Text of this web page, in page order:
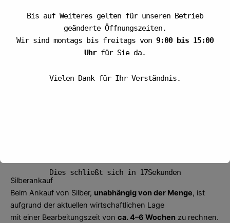
Überweisung über die Bank
Auszahlungen vor Ort
Silberankauf
Beim Ankauf von Silber, unabhängig von der Menge, ist
aufgrund der aktuellen wirtschaftlichen Lage
mit einer Bearbeitungszeit von ca. 4–6 Wochen zu rechnen.
Bis auf Weiteres gelten für unseren Betrieb
geänderte Öffnungszeiten.
Wir sind montags bis freitags von 9:00 bis 15:00
Uhrfür Sie da.
Vielen Dank für Ihr Verständnis.
Dies schließt sich in 16Sekunden